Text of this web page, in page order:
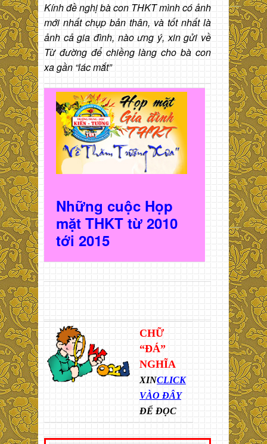
Kính đề nghị bà con THKT mình có ảnh
mới nhất chụp bản thân, và tốt nhất là
ảnh cả gia đình, nào ưng ý, xin gửi về
Từ đường để chiềng làng cho bà con
xa gần “lác mắt”
Những cuộc Họp
mặt THKT từ 2010
tới 2015
CHỮ
“ĐÁ”
NGHĨA
XINCLICK
VÀO ĐÂY
ĐỂ ĐỌC